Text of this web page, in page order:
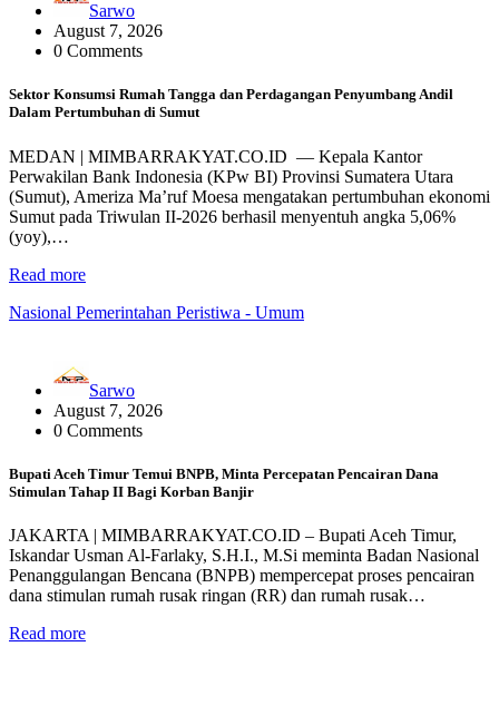
Sarwo
August 7, 2026
0 Comments
Sektor Konsumsi Rumah Tangga dan Perdagangan Penyumbang Andil
Dalam Pertumbuhan di Sumut ‎
MEDAN | MIMBARRAKYAT.CO.ID — ‎Kepala Kantor
Perwakilan Bank Indonesia (KPw BI) Provinsi Sumatera Utara
(Sumut), Ameriza Ma’ruf Moesa mengatakan pertumbuhan ekonomi
Sumut pada Triwulan II-2026 berhasil menyentuh angka 5,06%
(yoy),…
Read more
Nasional Pemerintahan Peristiwa - Umum
Sarwo
August 7, 2026
0 Comments
Bupati Aceh Timur Temui BNPB, Minta Percepatan Pencairan Dana
Stimulan Tahap II Bagi Korban Banjir
JAKARTA | MIMBARRAKYAT.CO.ID – Bupati Aceh Timur,
Iskandar Usman Al-Farlaky, S.H.I., M.Si meminta Badan Nasional
Penanggulangan Bencana (BNPB) mempercepat proses pencairan
dana stimulan rumah rusak ringan (RR) dan rumah rusak…
Read more